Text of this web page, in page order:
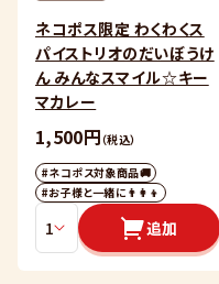
ネコポス限定 わくわくス
パイストリオのだいぼうけ
ん みんなスマイル☆キー
マカレー
1,500円（税込）
#ネコポス対象商品🚚
#お子様と一緒に👨‍👩‍👦
追加